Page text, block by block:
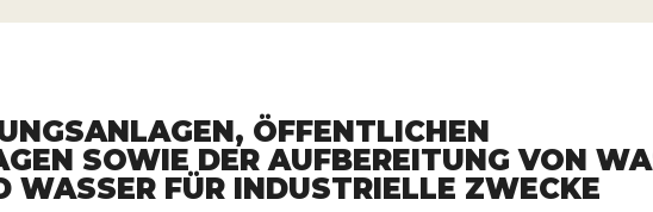
ÖFFENTLICHEN
SOWIE DER AUFBEREITUNG VON
WASSER FÜR INDUSTRIELLE ZWECKE